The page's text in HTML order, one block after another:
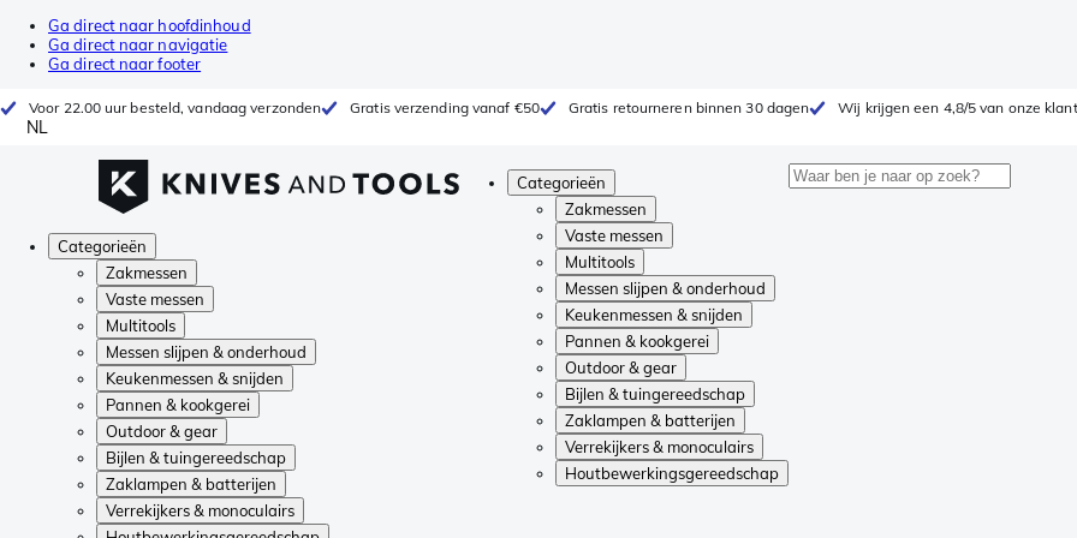
Ga direct naar hoofdinhoud
Ga direct naar navigatie
Ga direct naar footer
Voor 22.00 uur besteld, vandaag verzonden Gratis verzending vanaf €50 Gratis retourneren binnen 30 dagen Wij krijgen een 4,8/5 van onze
NL
Categorieën
Zakmessen
Vaste messen
Multitools
Messen slijpen & onderhoud
Keukenmessen & snijden
Pannen & kookgerei
Outdoor & gear
Bijlen & tuingereedschap
Zaklampen & batterijen
Verrekijkers & monoculairs
Houtbewerkingsgereedschap
Categorieën
Zakmessen
Vaste messen
Multitools
Messen slijpen & onderhoud
Keukenmessen & snijden
Pannen & kookgerei
Outdoor & gear
Bijlen & tuingereedschap
Zaklampen & batterijen
Verrekijkers & monoculairs